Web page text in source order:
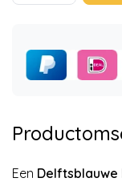
Een Delftsblauwe